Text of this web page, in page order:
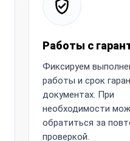
Работы с
Фиксируем
работы и срок
документах. При
необходимости
обратиться за
проверкой.